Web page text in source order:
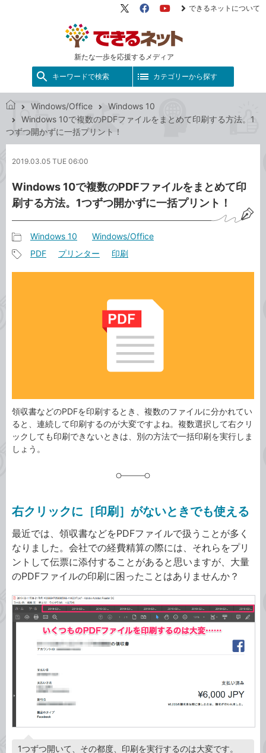
新たな一歩を応援するメディア
X（旧
FacebookYouTube
できるネットについて
キーワードで検索 カテゴリーから探す
で
き
ッ
Windows/Office
Windows 10
Windows 10で複数のPDFファイルをまとめて印刷する方法。1
つずつ開かずに一括プリント！
2019.03.05 TUE 06:00
Windows 10で複数のPDFファイルをまとめて印
刷する方法。1つずつ開かずに一括プリント！
事
カ
Windows 10 Windows/Office
PDF プリンター 印刷
領収書などのPDFを印刷するとき、複数のファイルに分かれてい
ると、連続して印刷するのが大変ですよね。複数選択して右クリ
ックしても印刷できないときは、別の方法で一括印刷を実行しま
しょう。
右クリックに［印刷］がないときでも使える
最近では、領収書などをPDFファイルで扱うことが多く
なりました。会社での経費精算の際には、それらをプリ
ントして伝票に添付することがあると思いますが、大量
のPDFファイルの印刷に困ったことはありませんか？
1つずつ開いて、その都度、印刷を実行するのは大変です。